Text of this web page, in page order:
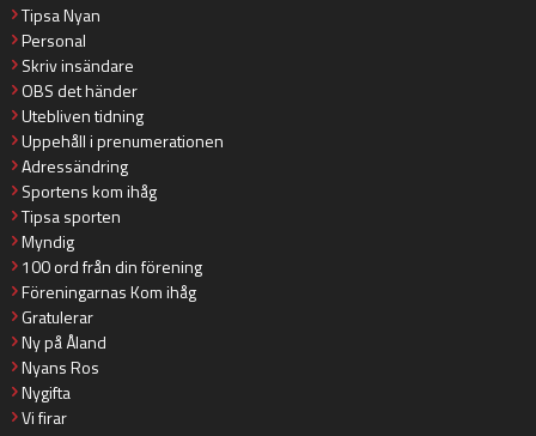
Tipsa Nyan
Personal
Skriv insändare
OBS det händer
Utebliven tidning
Uppehåll i prenumerationen
Adressändring
Sportens kom ihåg
Tipsa sporten
Myndig
100 ord från din förening
Föreningarnas Kom ihåg
Gratulerar
Ny på Åland
Nyans Ros
Nygifta
Vi firar